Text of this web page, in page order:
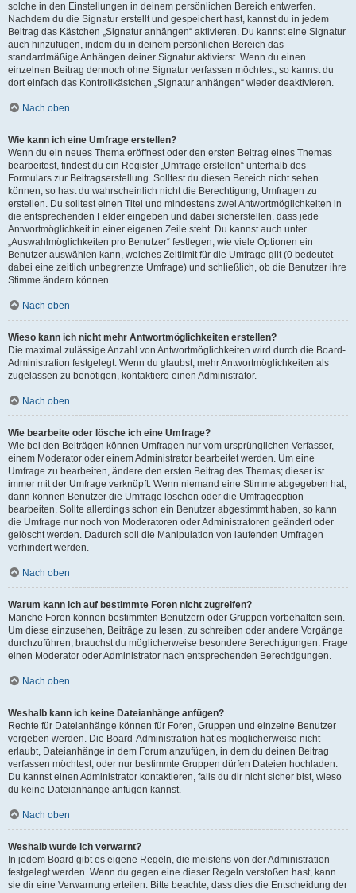
solche in den Einstellungen in deinem persönlichen Bereich entwerfen.
Nachdem du die Signatur erstellt und gespeichert hast, kannst du in jedem
Beitrag das Kästchen „Signatur anhängen“ aktivieren. Du kannst eine Signatur
auch hinzufügen, indem du in deinem persönlichen Bereich das
standardmäßige Anhängen deiner Signatur aktivierst. Wenn du einen
einzelnen Beitrag dennoch ohne Signatur verfassen möchtest, so kannst du
dort einfach das Kontrollkästchen „Signatur anhängen“ wieder deaktivieren.
Nach oben
Wie kann ich eine Umfrage erstellen?
Wenn du ein neues Thema eröffnest oder den ersten Beitrag eines Themas
bearbeitest, findest du ein Register „Umfrage erstellen“ unterhalb des
Formulars zur Beitragserstellung. Solltest du diesen Bereich nicht sehen
können, so hast du wahrscheinlich nicht die Berechtigung, Umfragen zu
erstellen. Du solltest einen Titel und mindestens zwei Antwortmöglichkeiten in
die entsprechenden Felder eingeben und dabei sicherstellen, dass jede
Antwortmöglichkeit in einer eigenen Zeile steht. Du kannst auch unter
„Auswahlmöglichkeiten pro Benutzer“ festlegen, wie viele Optionen ein
Benutzer auswählen kann, welches Zeitlimit für die Umfrage gilt (0 bedeutet
dabei eine zeitlich unbegrenzte Umfrage) und schließlich, ob die Benutzer ihre
Stimme ändern können.
Nach oben
Wieso kann ich nicht mehr Antwortmöglichkeiten erstellen?
Die maximal zulässige Anzahl von Antwortmöglichkeiten wird durch die Board-
Administration festgelegt. Wenn du glaubst, mehr Antwortmöglichkeiten als
zugelassen zu benötigen, kontaktiere einen Administrator.
Nach oben
Wie bearbeite oder lösche ich eine Umfrage?
Wie bei den Beiträgen können Umfragen nur vom ursprünglichen Verfasser,
einem Moderator oder einem Administrator bearbeitet werden. Um eine
Umfrage zu bearbeiten, ändere den ersten Beitrag des Themas; dieser ist
immer mit der Umfrage verknüpft. Wenn niemand eine Stimme abgegeben hat,
dann können Benutzer die Umfrage löschen oder die Umfrageoption
bearbeiten. Sollte allerdings schon ein Benutzer abgestimmt haben, so kann
die Umfrage nur noch von Moderatoren oder Administratoren geändert oder
gelöscht werden. Dadurch soll die Manipulation von laufenden Umfragen
verhindert werden.
Nach oben
Warum kann ich auf bestimmte Foren nicht zugreifen?
Manche Foren können bestimmten Benutzern oder Gruppen vorbehalten sein.
Um diese einzusehen, Beiträge zu lesen, zu schreiben oder andere Vorgänge
durchzuführen, brauchst du möglicherweise besondere Berechtigungen. Frage
einen Moderator oder Administrator nach entsprechenden Berechtigungen.
Nach oben
Weshalb kann ich keine Dateianhänge anfügen?
Rechte für Dateianhänge können für Foren, Gruppen und einzelne Benutzer
vergeben werden. Die Board-Administration hat es möglicherweise nicht
erlaubt, Dateianhänge in dem Forum anzufügen, in dem du deinen Beitrag
verfassen möchtest, oder nur bestimmte Gruppen dürfen Dateien hochladen.
Du kannst einen Administrator kontaktieren, falls du dir nicht sicher bist, wieso
du keine Dateianhänge anfügen kannst.
Nach oben
Weshalb wurde ich verwarnt?
In jedem Board gibt es eigene Regeln, die meistens von der Administration
festgelegt werden. Wenn du gegen eine dieser Regeln verstoßen hast, kann
sie dir eine Verwarnung erteilen. Bitte beachte, dass dies die Entscheidung der